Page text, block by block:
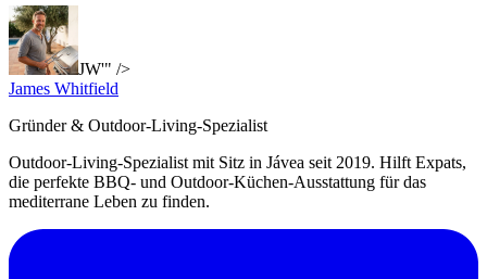
JW'" />
James Whitfield
Gründer & Outdoor-Living-Spezialist
Outdoor-Living-Spezialist mit Sitz in Jávea seit 2019. Hilft Expats,
die perfekte BBQ- und Outdoor-Küchen-Ausstattung für das
mediterrane Leben zu finden.